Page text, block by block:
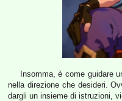
Insomma, è come guidare
nella direzione che desideri.
dargli un insieme di istruzioni,